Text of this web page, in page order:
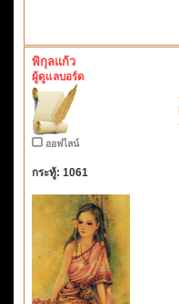
พิกุลแก้ว
ผู้ดูแลบอร์ด
ออฟไลน์
กระทู้: 1061